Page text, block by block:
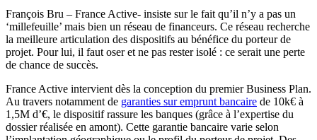
François Bru – France Active- insiste sur le fait qu’il n’y a pas un
‘millefeuille’ mais bien un réseau de financeurs. Ce réseau recherche
la meilleure articulation des dispositifs au bénéfice du porteur de
projet. Pour lui, il faut oser et ne pas rester isolé : ce serait une perte
de chance de succès.
France Active intervient dès la conception du premier Business Plan.
Au travers notamment de garanties sur emprunt bancaire de 10k€ à
1,5M d’€, le dispositif rassure les banques (grâce à l’expertise du
dossier réalisée en amont). Cette garantie bancaire varie selon